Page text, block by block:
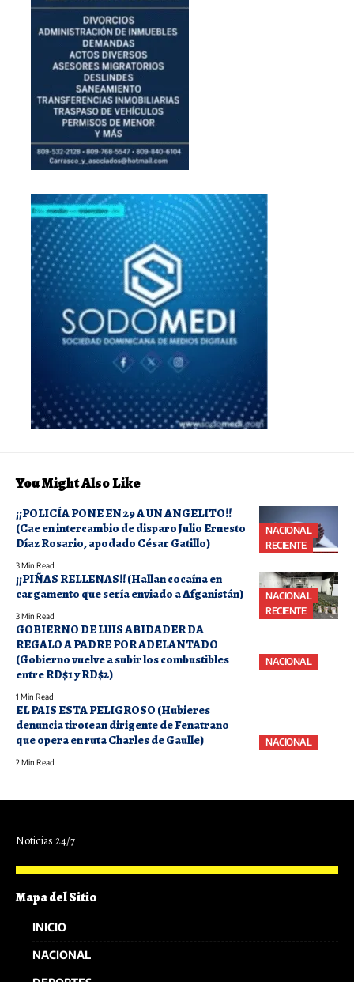
You Might Also Like
NACIONAL
RECIENTE
¡¡POLICÍA PONE EN 29 A UN ANGELITO!!
(Cae en intercambio de disparo Julio Ernesto
Díaz Rosario, apodado César Gatillo)
3 Min Read
NACIONAL
RECIENTE
¡¡PIÑAS RELLENAS!! (Hallan cocaína en
cargamento que sería enviado a Afganistán)
3 Min Read
NACIONAL
GOBIERNO DE LUIS ABIDADER DA
REGALO A PADRE POR ADELANTADO
(Gobierno vuelve a subir los combustibles
entre RD$1 y RD$2)
1 Min Read
NACIONAL
EL PAIS ESTA PELIGROSO (Hubieres
denuncia tirotean dirigente de Fenatrano
que opera en ruta Charles de Gaulle)
2 Min Read
Noticias 24/7
Mapa del Sitio
INICIO
NACIONAL